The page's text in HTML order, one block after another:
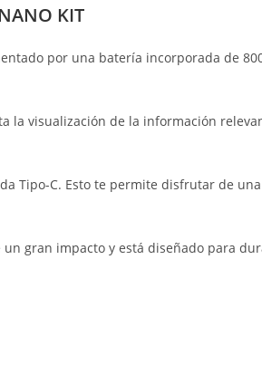
KIT
por una batería incorporada de
la visualización de la información
Tipo-C. Esto te permite disfrutar de
gran impacto y está diseñado para